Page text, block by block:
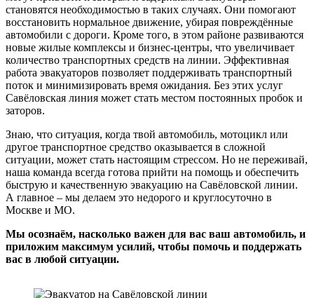
становятся необходимостью в таких случаях. Они помогают
восстановить нормальное движение, убирая повреждённые
автомобили с дороги. Кроме того, в этом районе развиваются
новые жилые комплексы и бизнес-центры, что увеличивает
количество транспортных средств на линии. Эффективная
работа эвакуаторов позволяет поддерживать транспортный
поток и минимизировать время ожидания. Без этих услуг
Савёловская линия может стать местом постоянных пробок и
заторов.
Знаю, что ситуация, когда твой автомобиль, мотоцикл или
другое транспортное средство оказывается в сложной
ситуации, может стать настоящим стрессом. Но не переживай,
наша команда всегда готова прийти на помощь и обеспечить
быструю и качественную эвакуацию на Савёловской линии.
А главное – мы делаем это недорого и круглосуточно в
Москве и МО.
Мы осознаём, насколько важен для вас ваш автомобиль, и
приложим максимум усилий, чтобы помочь и поддержать
вас в любой ситуации.